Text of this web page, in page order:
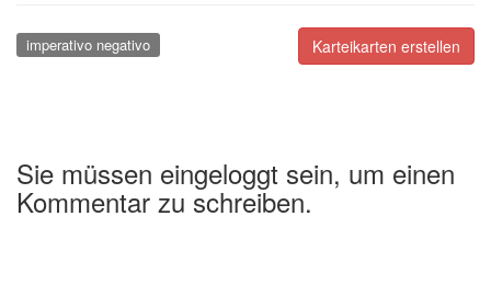
Karteikarten erstellen
imperativo negativo
Sie müssen eingeloggt sein, um einen
Kommentar zu schreiben.